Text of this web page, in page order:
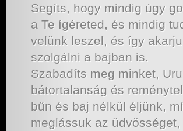
Segíts, hogy mindig úgy
a Te ígéreted, és mindig
velünk leszel, és így
szolgálni a bajban is.
Szabadíts meg minket,
bátortalanság és
bűn és baj nélkül éljünk,
meglássuk az